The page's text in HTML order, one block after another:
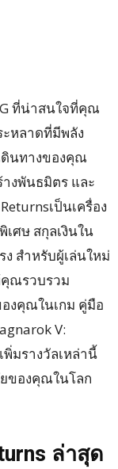
ที่น่าสนใจที่คุณ
หลาดที่มีพลัง
ดินทางของคุณ
งพันธมิตร และ
เป็นเครื่อง
ศษ สกุลเงินใน
สำหรับผู้เล่นใหม่
ณรวบรวม
งคุณในเกม คู่มือ
V:
มรางวัลเหล่านี้
ของคุณในโลก
ล่าสุด